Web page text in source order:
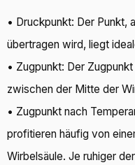
• Druckpunkt: Der Punkt,
übertragen wird, liegt
• Zugpunkt: Der
zwischen der Mitte der
• Zugpunkt nach
profitieren häufig von
Wirbelsäule. Je ruhiger